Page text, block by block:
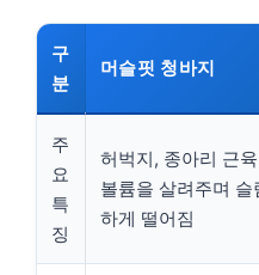
구
분
머슬핏 청바지
주
요
특
징
허벅지, 종아리 근육
볼륨을 살려주며 슬
하게 떨어짐